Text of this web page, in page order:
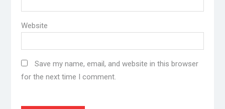
Website
Save my name, email, and website in this browser
for the next time I comment.